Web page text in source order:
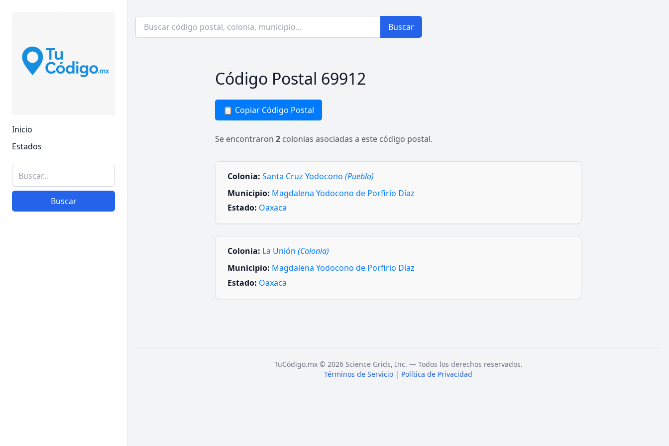
Inicio
Estados
Buscar
Buscar
Código Postal 69912
📋 Copiar Código Postal
Se encontraron 2 colonias asociadas a este código postal.
Colonia: Santa Cruz Yodocono (Pueblo)
Municipio: Magdalena Yodocono de Porfirio Díaz
Estado: Oaxaca
Colonia: La Unión (Colonia)
Municipio: Magdalena Yodocono de Porfirio Díaz
Estado: Oaxaca
TuCódigo.mx © 2026 Science Grids, Inc. — Todos los derechos reservados.
Términos de Servicio | Política de Privacidad